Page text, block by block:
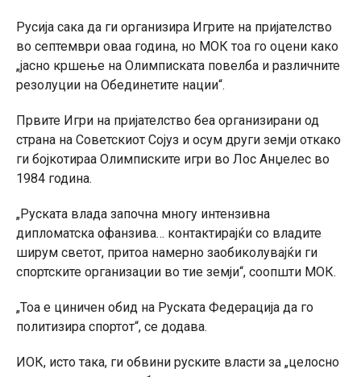
Русија сака да ги организира Игрите на пријателство
во септември оваа година, но МОК тоа го оцени како
„јасно кршење на Олимписката повелба и различните
резолуции на Обединетите нации“.
Првите Игри на пријателство беа организирани од
страна на Советскиот Сојуз и осум други земји откако
ги бојкотираа Олимписките игри во Лос Анџелес во
1984 година.
„Руската влада започна многу интензивна
дипломатска офанзива… контактирајќи со владите
ширум светот, притоа намерно заобиколувајќи ги
спортските организации во тие земји“, соопшти МОК.
„Тоа е циничен обид на Руската Федерација да го
политизира спортот“, се додава.
ИОК, исто така, ги обвини руските власти за „целосно